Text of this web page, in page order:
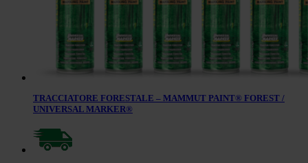
TRACCIATORE FORESTALE – MAMMUT PAINT® FOREST /
UNIVERSAL MARKER®